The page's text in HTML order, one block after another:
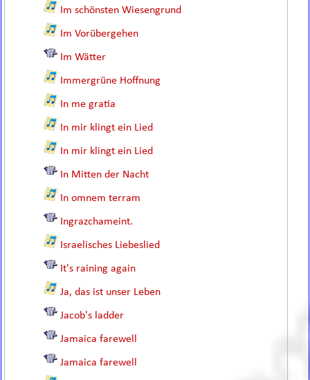
Im schönsten Wiesengrund
Im Vorübergehen
Im Wätter
Immergrüne Hoffnung
In me gratia
In mir klingt ein Lied
In mir klingt ein Lied
In Mitten der Nacht
In omnem terram
Ingrazchameint.
Israelisches Liebeslied
It's raining again
Ja, das ist unser Leben
Jacob's ladder
Jamaica farewell
Jamaica farewell